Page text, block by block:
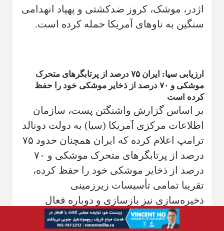
اژدر، موشک، کروز ضدکشتی و پهپاد انهدامی
سنگین به ناوهای آمریکا حمله کرده است.
ارزیابی سیا: ایران ۷۵ درصد از پرتابگرهای متحرک
موشکی و ۷۰ درصد از ذخایر موشکی خود را حفظ
کرده است
بر اساس گزارش واشنگتن پست، سازمان
اطلاعات مرکزی آمریکا (سیا) به دولت دونالد
ترامپ اعلام کرده که ایران همچنان حدود ۷۵
درصد از پرتابگرهای متحرک موشکی و ۷۰
درصد از ذخایر موشکی خود را حفظ کرده،
تقریبا تمامی تأسیسات زیرزمینی
ذخیره‌سازی نیز بازسازی و دوباره فعال
شده‌اند؛ و از سوی دیگر ایران می‌تواند